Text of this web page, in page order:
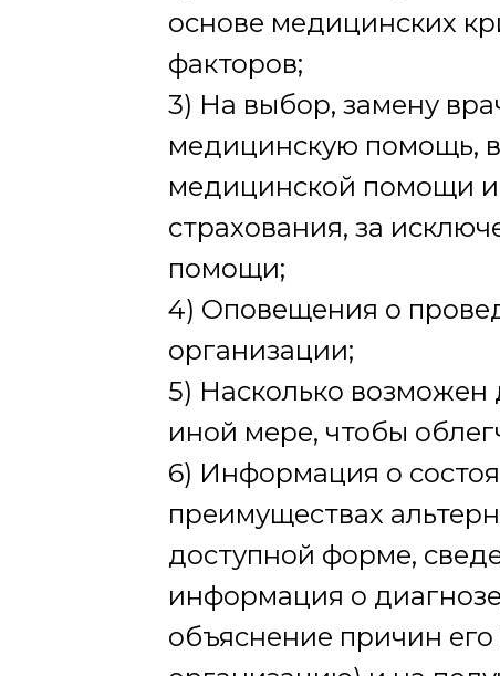
основе медицинских
факторов;
3) На выбор, замену
медицинскую помощь,
медицинской помощи и
страхования, за
помощи;
4) Оповещения о
организации;
5) Насколько возможен
иной мере, чтобы
6) Информация о
преимуществах
доступной форме,
информация о
объяснение причин